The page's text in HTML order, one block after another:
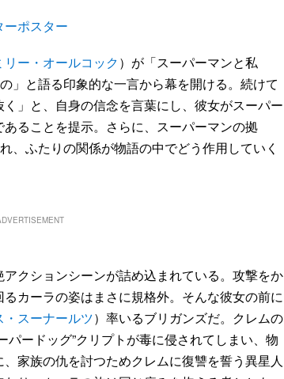
ーポスター
リー・オールコック）が「スーパーマンと私
」と語る印象的な一言から幕を開ける。続けて
」と、自身の信念を言葉にし、彼女がスーパー
ることを提示。さらに、スーパーマンの拠
、ふたりの関係が物語の中でどう作用していく
クションシーンが詰め込まれている。攻撃をか
カーラの姿はまさに規格外。そんな彼女の前に
・スーナールツ）率いるブリガンズだ。クレムの
ードッグ”クリプトが毒に侵されてしまい、物
家族の仇を討つためクレムに復讐を誓う異星人